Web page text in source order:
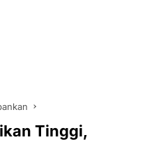
Tinggi,